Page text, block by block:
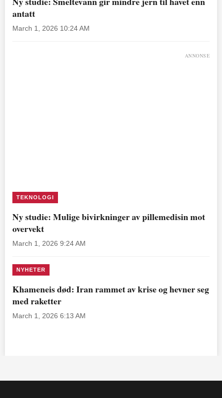
antatt
March 1, 2026 10:24 AM
ANNONSE
TEKNOLOGI
Ny studie: Mulige bivirkninger av pillemedisin mot
overvekt
March 1, 2026 9:24 AM
NYHETER
Khameneis død: Iran rammet av krise og hevner seg
med raketter
March 1, 2026 6:13 AM